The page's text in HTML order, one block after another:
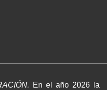
En el año 2026 la